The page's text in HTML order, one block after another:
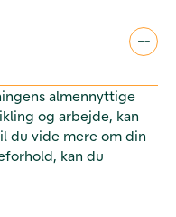
almennyttige
og arbejde, kan
du vide mere om din
kan du